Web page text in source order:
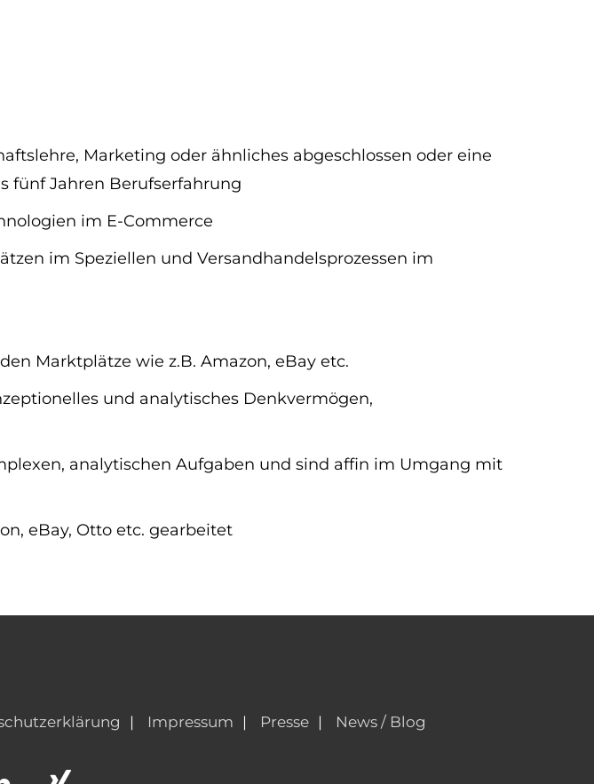
Marketing oder ähnliches abgeschlossen oder eine
fünf Jahren Berufserfahrung
im E-Commerce
im Speziellen und Versandhandelsprozessen im
Marktplätze wie z.B. Amazon, eBay etc.
und analytisches Denkvermögen,
analytischen Aufgaben und sind affin im Umgang mit
eBay, Otto etc. gearbeitet
Impressum Presse News / Blog